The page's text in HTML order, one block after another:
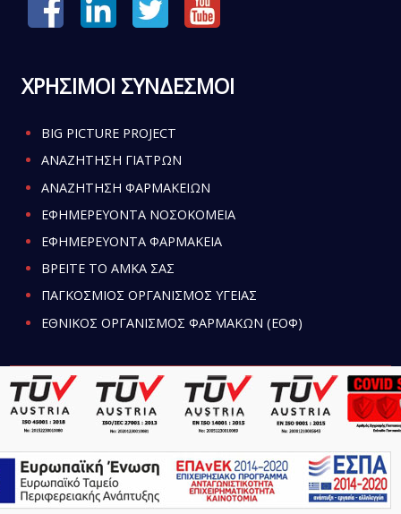
ΧΡΗΣΙΜΟΙ ΣΥΝΔΕΣΜΟΙ
BIG PICTURE PROJECT
ΑΝΑΖΗΤΗΣΗ ΓΙΑΤΡΩΝ
ΑΝΑΖΗΤΗΣΗ ΦΑΡΜΑΚΕΙΩΝ
ΕΦΗΜΕΡΕΥΟΝΤΑ ΝΟΣΟΚΟΜΕΙΑ
ΕΦΗΜΕΡΕΥΟΝΤΑ ΦΑΡΜΑΚΕΙΑ
ΒΡΕΙΤΕ ΤΟ ΑΜΚΑ ΣΑΣ
ΠΑΓΚΟΣΜΙΟΣ ΟΡΓΑΝΙΣΜΟΣ ΥΓΕΙΑΣ
ΕΘΝΙΚΟΣ ΟΡΓΑΝΙΣΜΟΣ ΦΑΡΜΑΚΩΝ (ΕΟΦ)